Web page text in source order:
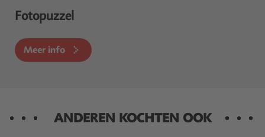
Fotopuzzel
Meer info
ANDEREN KOCHTEN OOK